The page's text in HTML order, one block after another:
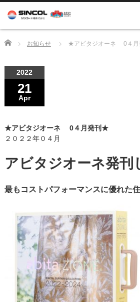
Home お知らせ ★アビタジオーネ 0４
2022
21
Apr
★アビタジオーネ 0４月発刊★
２０２２年０４月
アビタジオーネ発刊
最もコストパフォーマンスに優れた